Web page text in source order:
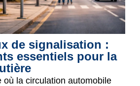
de signalisation :
essentiels pour la
où la circulation automobile